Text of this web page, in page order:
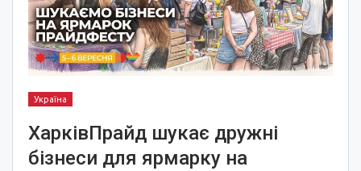
Україна
ХарківПрайд шукає дружні
бізнеси для ярмарку на